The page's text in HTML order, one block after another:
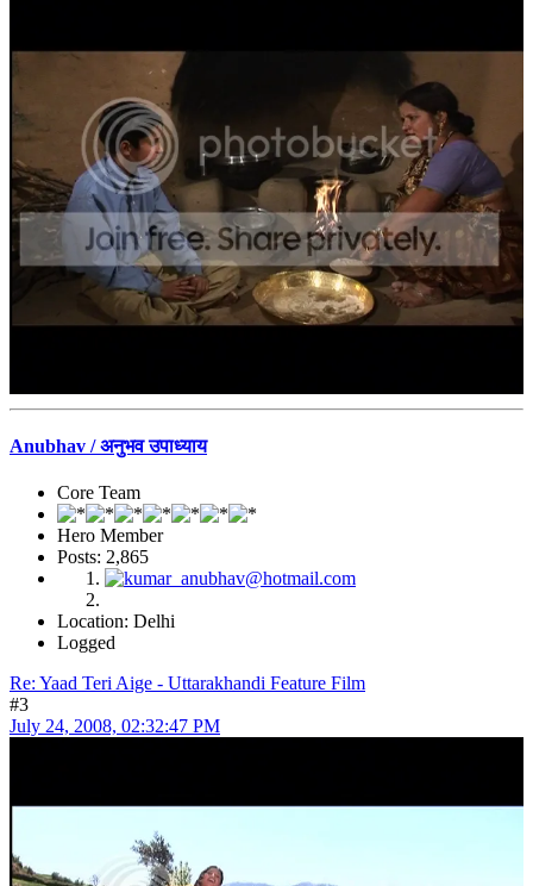
Anubhav / अनुभव उपाध्याय
Core Team
Hero Member
Posts: 2,865
Location: Delhi
Logged
Re: Yaad Teri Aige - Uttarakhandi Feature Film
#3
July 24, 2008, 02:32:47 PM